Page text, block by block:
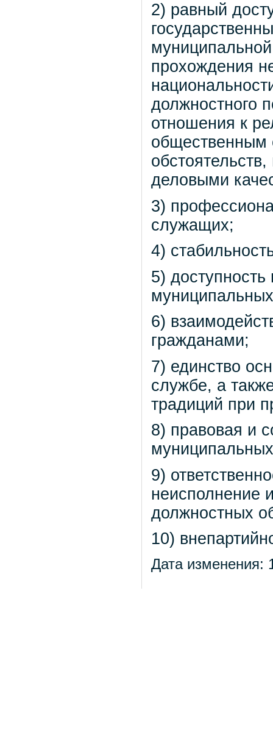
2) равный
прохождения
должностного
отношения к
общественным
деловыми
3)
служащих;
4)
5)
6)
гражданами;
7) единство
службе, а
традиций при
8) правовая и
9)
неисполнение
должностных
10)
Дата изменения: